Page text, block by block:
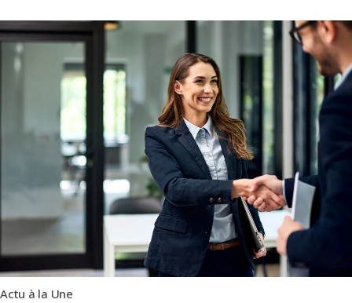
Actu à la Une